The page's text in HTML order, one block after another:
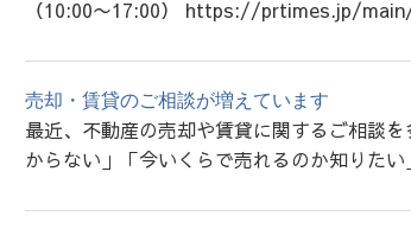
（10:00〜17:00） https://prtimes.jp/
売却・賃貸のご相談が増えています
最近、不動産の売却や賃貸に関するご相談
からない」「今いくらで売れるのか知りた